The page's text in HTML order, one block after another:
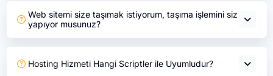
Web sitemi size taşımak istiyorum, taşıma işlemini siz
yapıyor musunuz?
Hosting Hizmeti Hangi Scriptler ile Uyumludur?